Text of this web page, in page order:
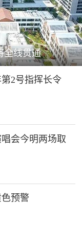
全线贯通
2号指挥长令
会今明两场取
预警